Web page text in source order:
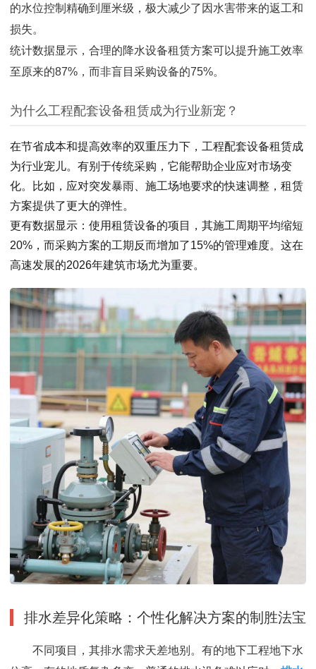
的水位控制精确到厘米级，极大减少了因水害带来的返工和
损失。
统计数据显示，合理的降水设备租赁方案可以提升施工效率
至原来的87%，而非盲目采购设备的75%。
为什么工程配套设备租赁成为行业新宠？
在节省成本和提高效率的双重压力下，工程配套设备租赁成
为行业宠儿。有别于传统采购，它能帮助企业应对市场变
化。比如，应对突发暴雨、施工场地要求的快速调整，租赁
方案提供了更大的弹性。
更有数据显示：使用租赁设备的项目，其施工周期平均缩短
20%，而采购方案的工期反而增加了15%的管理难度。这在
高速发展的2026年建筑市场尤为重要。
排水差异化策略：个性化解决方案的制胜法宝
不同项目，其排水需求天差地别。有的地下工程地下水